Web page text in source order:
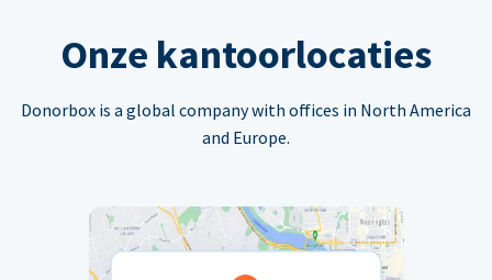
Onze kantoorlocaties
Donorbox is a global company with offices in North America
and Europe.